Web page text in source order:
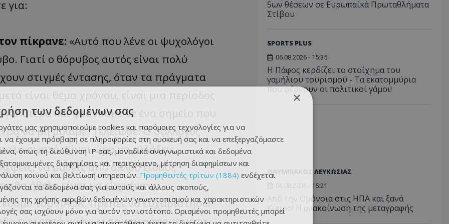
για:
πίκρανε: «Αυτό που λένε οι ψυχολόγοι
Γιατί ο θόρυβος αυτός είναι πολύ
στιγμές έντασης, όταν τα πράγματα
είναι θέμα χρόνου, είναι μια περίοδος
και φτάνουμε σε ένα σημείο που
να μη μιλάμε. Τελείωσε. Ο σύλλογος
σωστό. Είναι ώρα να αλλάξεις.
να μάθεις από άλλου είδους
θα ήθελα είναι να είχα έναν
κόσμο του ΠΑΟΚ. Πρέπει να ευχαριστήσω
των επτά χρόνων που περάσαμε μέσα
5ων θέσεων σε Ευρωπαϊκά Πρωταθλήματα
Στίβου
SPORTS PLUS
06.08.2026 - 15:35
Η Πάφος κερδίζει το στοίχημα του
γαμήλιου τουρισμού - Τα εκατομμύρια
που φέρνουν οι πολιτικοί γάμοι!
ΟΛΥΜΠΙΑΚΟΣ ΛΕΥΚΩΣΙΑΣ
06.08.2026 - 15:21
Από την Ομόνοια στις ΗΠΑ και ξανά
Κύπρο! Η ανακοίνωση της μεταγραφής
×
των δεδομένων σας
μας χρησιμοποιούμε cookies και παρόμοιες τεχνολογίες για να
να έχουμε πρόσβαση σε πληροφορίες στη συσκευή σας και να επεξεργαζόμαστε
όπως τη διεύθυνση IP σας, μοναδικά αναγνωριστικά και δεδομένα
διαφημίσεις και περιεχόμενο, μέτρηση διαφημίσεων και
κοινού και βελτίωση υπηρεσιών. Προμηθευτές τρίτων (1884) ενδέχεται
τα δεδομένα σας για αυτούς και άλλους σκοπούς,
της χρήσης ακριβών δεδομένων γεωεντοπισμού και χαρακτηριστικών
σας ισχύουν μόνο για αυτόν τον ιστότοπο. Ορισμένοι προμηθευτές μπορεί